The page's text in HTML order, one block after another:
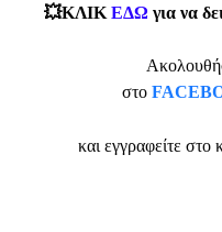
💥ΚΛΙΚ ΕΔΩ για να
στο
και εγγραφείτε στο